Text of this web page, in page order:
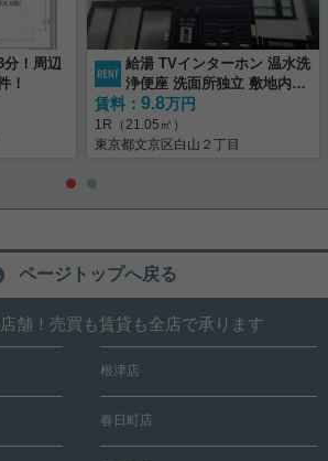
分！周辺
！
給湯 TVインターホン 温水洗
浄便座 洗面所独立 敷地内ご
み置き場
賃料： 9.8万円
1R（21.05㎡）
東京都文京区白山２丁目
ページトップへ戻る
舗！売買も賃貸も全店で承ります
根津店
春日町店